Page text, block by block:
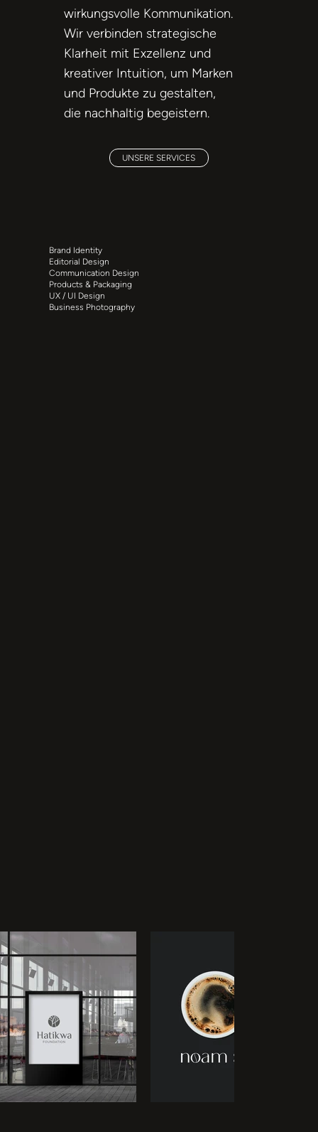
wirkungsvolle Kommunikation.
Wir verbinden strategische
Klarheit mit Exzellenz und
kreativer Intuition, um Marken
und Produkte zu gestalten,
die nachhaltig begeistern.
UNSERE SERVICES
Brand Identity
Editorial Design
Communication Design
Products & Packaging
UX / UI Design
Business Photography